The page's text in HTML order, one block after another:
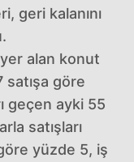
geri kalanını
alan konut
satışa göre
geçen ayki 55
satışları
yüzde 5, iş